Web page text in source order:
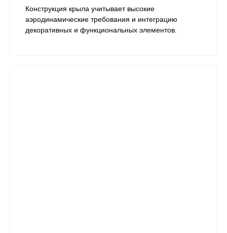
Конструкция крыла учитывает высокие
аэродинамические требования и интеграцию
декоративных и функциональных элементов.